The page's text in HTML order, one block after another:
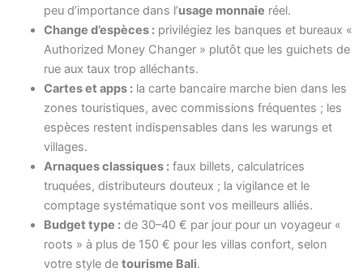
peu d’importance dans l’usage monnaie réel.
Change d’espèces :privilégiez les banques et bureaux «
Authorized Money Changer » plutôt que les guichets de
rue aux taux trop alléchants.
Cartes et apps :la carte bancaire marche bien dans les
zones touristiques, avec commissions fréquentes ; les
espèces restent indispensables dans les warungs et
villages.
Arnaques classiques :faux billets, calculatrices
truquées, distributeurs douteux ; la vigilance et le
comptage systématique sont vos meilleurs alliés.
Budget type :de 30–40 € par jour pour un voyageur «
roots » à plus de 150 € pour les villas confort, selon
votre style de tourisme Bali.